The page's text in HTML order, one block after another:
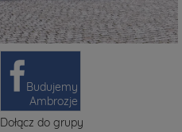
Budujemy
Ambrozje
Dołącz do grupy